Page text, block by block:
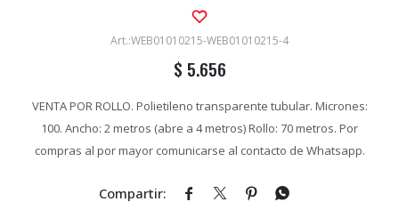
WEB01010215-WEB01010215-4
$ 5.656
VENTA POR ROLLO. Polietileno transparente tubular. Micrones:
100. Ancho: 2 metros (abre a 4 metros) Rollo: 70 metros. Por
compras al por mayor comunicarse al contacto de Whatsapp.
   